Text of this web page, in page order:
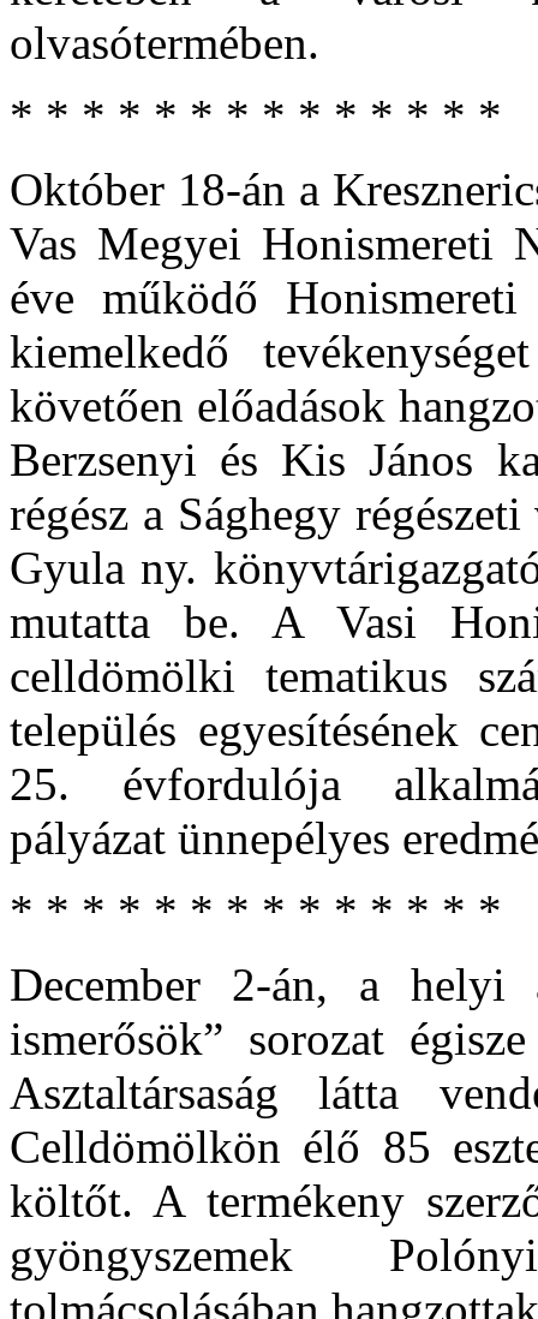
olvasótermében.
* * * * * * * * * * * * * *
Október 18-án a
Vas Megyei Honismereti
éve működő Honismereti
kiemelkedő
követően előadások
Berzsenyi és Kis János
régész a Sághegy
Gyula ny.
mutatta be. A Vasi
celldömölki tematikus
település egyesítésének
25. évfordulója
pályázat ünnepélyes
* * * * * * * * * * * * * *
December 2-án, a helyi
ismerősök” sorozat
Asztaltársaság látta
Celldömölkön élő 85
költőt. A termékeny
gyöngyszemek